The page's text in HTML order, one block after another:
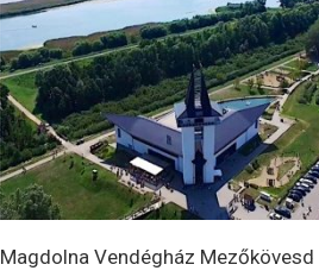
Magdolna Vendégház Mezőkövesd